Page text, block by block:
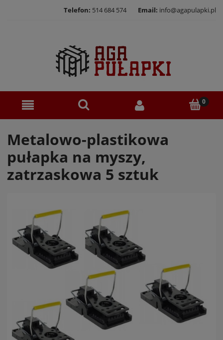
Telefon: 514 684 574 Email: info@agapulapki.pl
Metalowo-plastikowa
pułapka na myszy,
zatrzaskowa 5 sztuk